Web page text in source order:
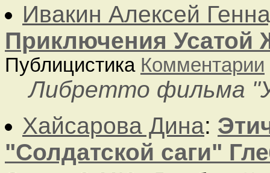
Ивакин Алексей
Приключения Усатой
Публицистика Комментарии
Либретто фильма
Хайсарова Дина:
"Солдатской саги"